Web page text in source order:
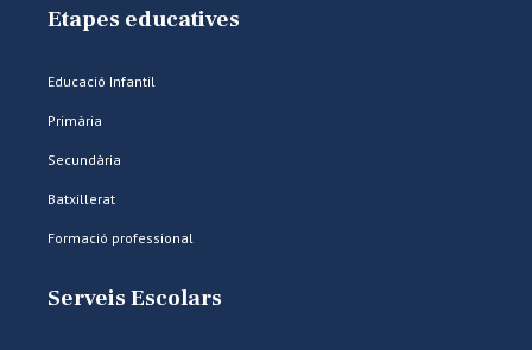
Etapes educatives
Educació Infantil
Primària
Secundària
Batxillerat
Formació professional
Serveis Escolars